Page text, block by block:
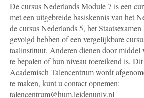
De cursus Nederlands Module 7 is een
met een uitgebreide basiskennis van het
de cursus Nederlands 5, het
gevolgd hebben of een vergelijkbare
taalinstituut. Anderen dienen door middel
te bepalen of hun niveau toereikend is.
Academisch Talencentrum wordt
te maken, kunt u contact opnemen:
talencentrum@hum.leidenuniv.nl